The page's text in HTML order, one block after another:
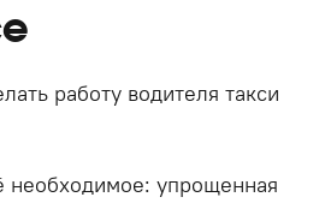
работу водителя такси
упрощенная